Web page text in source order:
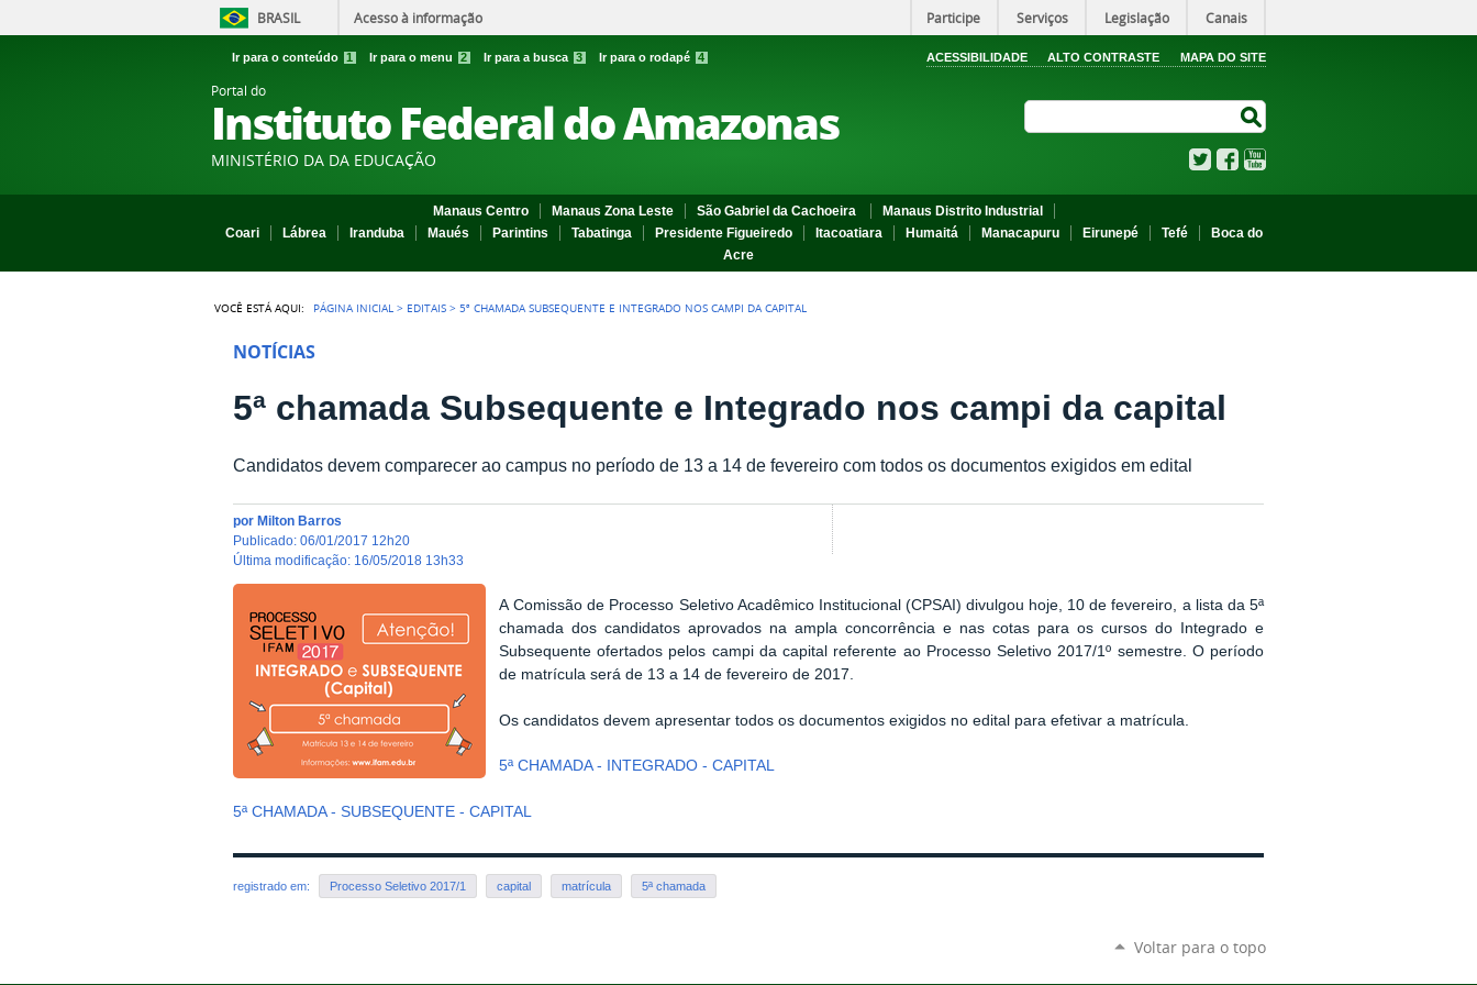
BRASIL Acesso à informação Participe Serviços Legislação Canais
Ir para o conteúdo 1 Ir para o menu 2 Ir para a busca 3 Ir para o rodapé 4 ACESSIBILIDADE ALTO CONTRASTE MAPA DO SITE
Portal do
Instituto Federal do Amazonas
MINISTÉRIO DA DA EDUCAÇÃO TwitterFacebook
Manaus Centro Manaus Zona Leste São Gabriel da Cachoeira
Manaus Distrito Industrial
Coari
Lábrea Iranduba Maués Parintins Tabatinga Presidente Figueiredo Itacoatiara Humaitá Manacapuru Eirunepé Tefé
Boca do
Acre
VOCÊ ESTÁ AQUI: PÁGINA INICIAL > EDITAIS >5ª CHAMADA SUBSEQUENTE E INTEGRADO NOS CAMPI DA CAPITAL
NOTÍCIAS
5ª chamada Subsequente e Integrado nos campi da capital
Candidatos devem comparecer ao campus no período de 13 a 14 de fevereiro com todos os documentos exigidos em edital
por Milton Barros
publicado: 06/01/2017 12h20
última modificação: 16/05/2018 13h33
AComissão de Processo Seletivo Acadêmico Institucional (CPSAI) divulgou hoje, 10 de fevereiro, a lista da 5ª
chamada dos candidatos aprovados na ampla concorrência e nas cotas para os cursos do Integrado e
Subsequente ofertados pelos campi da capital referente ao Processo Seletivo 2017/1º semestre. O período
de matrícula será de 13 a 14 de fevereiro de 2017.
Os candidatos devem apresentar todos os documentos exigidos no edital para efetivar a matrícula.
5ª CHAMADA - INTEGRADO - CAPITAL
5ª CHAMADA - SUBSEQUENTE - CAPITAL
registrado em: Processo Seletivo 2017/1 capital matrícula 5ª chamada
Voltar para o topo